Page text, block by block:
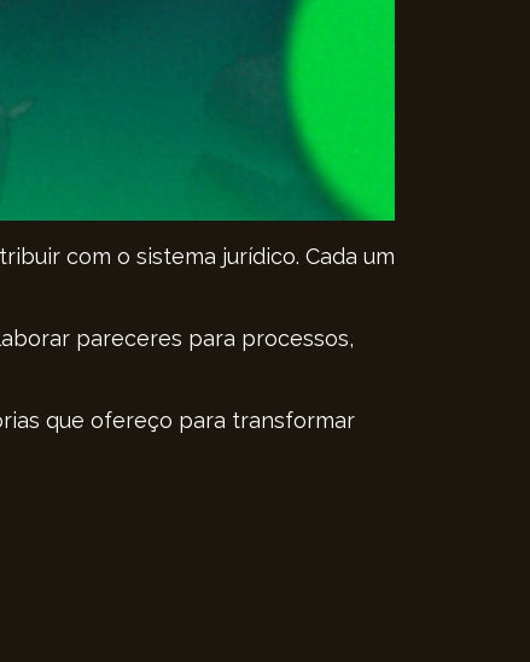
com o sistema jurídico. Cada um
pareceres para processos,
que ofereço para transformar